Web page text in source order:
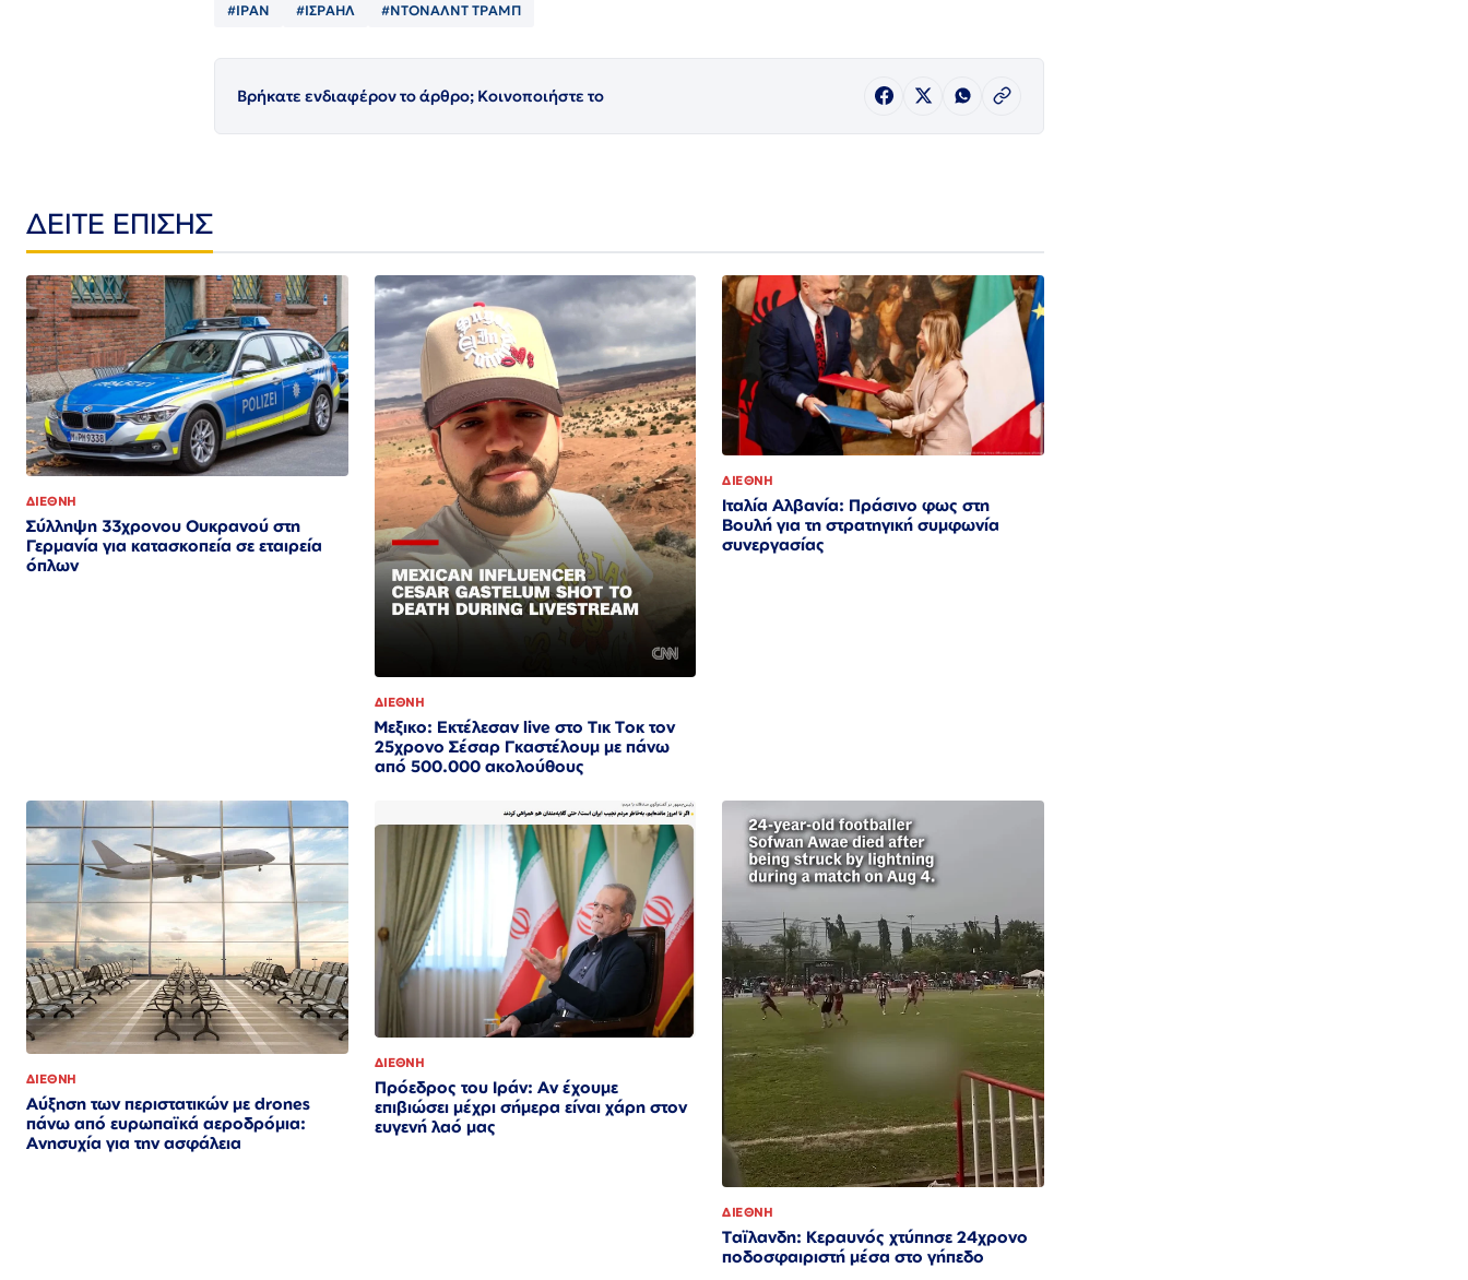
#ΙΡΑΝ #ΙΣΡΑΗΛ #ΝΤΟΝΑΛΝΤ ΤΡΑΜΠ
Βρήκατε ενδιαφέρον το άρθρο; Κοινοποιήστε το
ΔΕΙΤΕ ΕΠΙΣΗΣ
ΔΙΕΘΝΗ
Σύλληψη 33χρονου Ουκρανού στη
Γερμανία για κατασκοπεία σε εταιρεία
όπλων
ΔΙΕΘΝΗ
Μεξικο: Εκτέλεσαν live στο Τικ Τοκ τον
25χρονο Σέσαρ Γκαστέλουμ με πάνω
από 500.000 ακολούθους
ΔΙΕΘΝΗ
Ιταλία Αλβανία: Πράσινο φως στη
Βουλή για τη στρατηγική συμφωνία
συνεργασίας
ΔΙΕΘΝΗ
Αύξηση των περιστατικών με drones
πάνω από ευρωπαϊκά αεροδρόμια:
Ανησυχία για την ασφάλεια
ΔΙΕΘΝΗ
Πρόεδρος του Ιράν: Αν έχουμε
επιβιώσει μέχρι σήμερα είναι χάρη στον
ευγενή λαό μας
ΔΙΕΘΝΗ
Ταϊλανδη: Κεραυνός χτύπησε 24χρονο
ποδοσφαιριστή μέσα στο γήπεδο